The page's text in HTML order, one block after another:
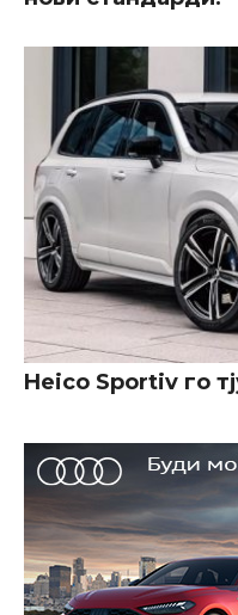
Heico Sportiv го